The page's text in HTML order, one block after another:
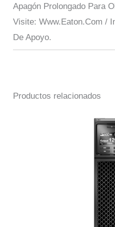
Apagón Prolongado Para
Visite: Www.Eaton.Com /
De Apoyo.
Productos relacionados